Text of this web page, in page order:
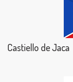
Castiello de Jaca